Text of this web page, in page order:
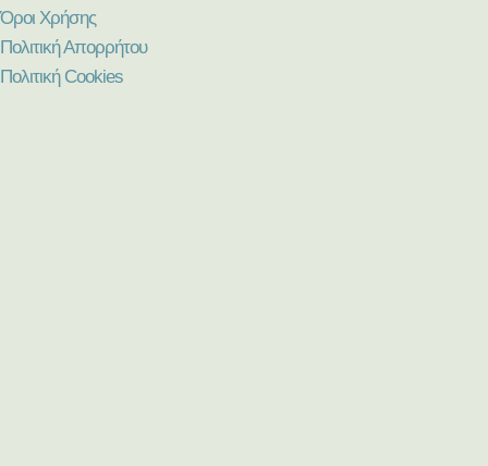
Όροι Χρήσης
Πολιτική Απορρήτου
Πολιτική Cookies